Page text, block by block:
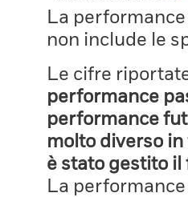
La
non include le
Le cifre
performance
performance
molto diverso
è stato gestito il
La